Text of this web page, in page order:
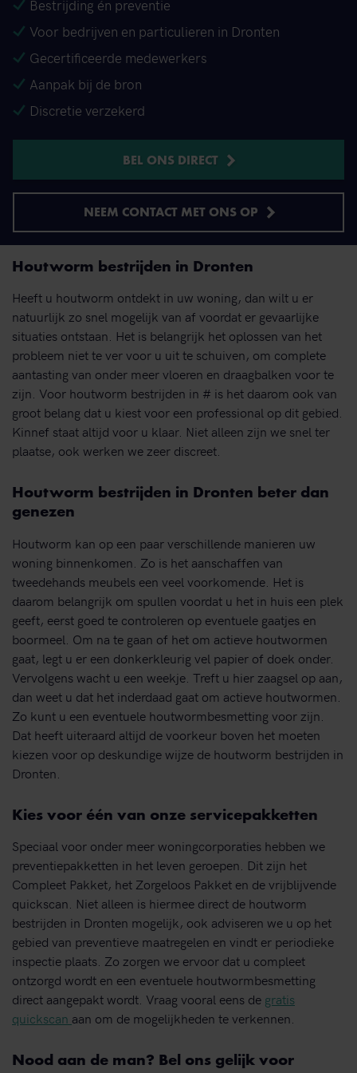
Bestrijding én preventie
Voor bedrijven en particulieren in Dronten
Gecertificeerde medewerkers
Aanpak bij de bron
Discretie verzekerd
BEL ONS DIRECT
NEEM CONTACT MET ONS OP
Houtworm bestrijden in Dronten
Heeft u houtworm ontdekt in uw woning, dan wilt u er
natuurlijk zo snel mogelijk van af voordat er gevaarlijke
situaties ontstaan. Het is belangrijk het oplossen van het
probleem niet te ver voor u uit te schuiven, om complete
aantasting van onder meer vloeren en draagbalken voor te
zijn. Voor houtworm bestrijden in # is het daarom ook van
groot belang dat u kiest voor een professional op dit gebied.
Kinnef staat altijd voor u klaar. Niet alleen zijn we snel ter
plaatse, ook werken we zeer discreet.
Houtworm bestrijden in Dronten beter dan
genezen
Houtworm kan op een paar verschillende manieren uw
woning binnenkomen. Zo is het aanschaffen van
tweedehands meubels een veel voorkomende. Het is
daarom belangrijk om spullen voordat u het in huis een plek
geeft, eerst goed te controleren op eventuele gaatjes en
boormeel. Om na te gaan of het om actieve houtwormen
gaat, legt u er een donkerkleurig vel papier of doek onder.
Vervolgens wacht u een weekje. Treft u hier zaagsel op aan,
dan weet u dat het inderdaad gaat om actieve houtwormen.
Zo kunt u een eventuele houtwormbesmetting voor zijn.
Dat heeft uiteraard altijd de voorkeur boven het moeten
kiezen voor op deskundige wijze de houtworm bestrijden in
Dronten.
Kies voor één van onze servicepakketten
Speciaal voor onder meer woningcorporaties hebben we
preventiepakketten in het leven geroepen. Dit zijn het
Compleet Pakket, het Zorgeloos Pakket en de vrijblijvende
quickscan. Niet alleen is hiermee direct de houtworm
bestrijden in Dronten mogelijk, ook adviseren we u op het
gebied van preventieve maatregelen en vindt er periodieke
inspectie plaats. Zo zorgen we ervoor dat u compleet
ontzorgd wordt en een eventuele houtwormbesmetting
direct aangepakt wordt. Vraag vooral eens de gratis
quickscan aan om de mogelijkheden te verkennen.
Nood aan de man? Bel ons gelijk voor